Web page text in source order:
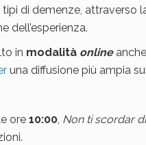
di demenze, attraverso
dell’esperienza.
in modalità online
una diffusione più ampia
ore 10:00, Non ti scordar